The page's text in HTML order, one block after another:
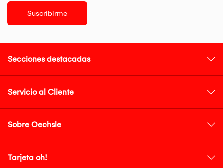
Suscribirme
Secciones destacadas
Servicio al Cliente
Sobre Oechsle
Tarjeta oh!